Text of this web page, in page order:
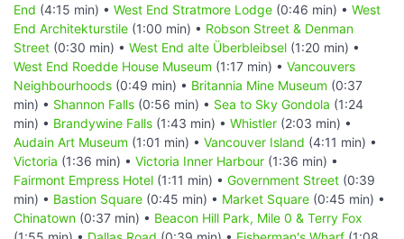
End (4:15 min) • West End Stratmore Lodge (0:46 min) • West
End Architekturstile (1:00 min) • Robson Street & Denman
Street (0:30 min) • West End alte Überbleibsel (1:20 min) •
West End Roedde House Museum (1:17 min) • Vancouvers
Neighbourhoods (0:49 min) • Britannia Mine Museum (0:37
min) • Shannon Falls (0:56 min) • Sea to Sky Gondola (1:24
min) • Brandywine Falls (1:43 min) • Whistler (2:03 min) •
Audain Art Museum (1:01 min) • Vancouver Island (4:11 min) •
Victoria (1:36 min) • Victoria Inner Harbour (1:36 min) •
Fairmont Empress Hotel (1:11 min) • Government Street (0:39
min) • Bastion Square (0:45 min) • Market Square (0:45 min) •
Chinatown (0:37 min) • Beacon Hill Park, Mile 0 & Terry Fox